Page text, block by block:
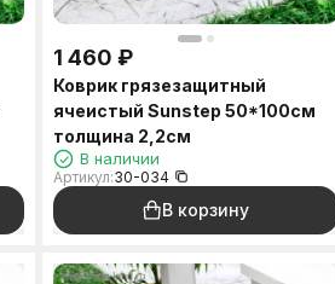
1 460 ₽
Коврик грязезащитный
ячеистый Sunstep 50*100см
толщина 2,2см
В наличии
Артикул:30-034
В корзину